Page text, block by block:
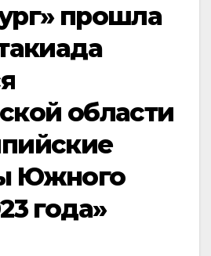
прошла
области
Южного
года»